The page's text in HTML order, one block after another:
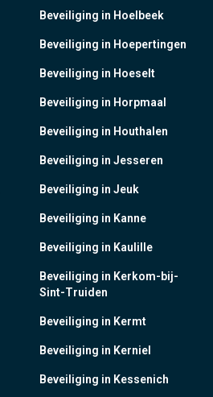
Beveiliging in Hoelbeek
Beveiliging in Hoepertingen
Beveiliging in Hoeselt
Beveiliging in Horpmaal
Beveiliging in Houthalen
Beveiliging in Jesseren
Beveiliging in Jeuk
Beveiliging in Kanne
Beveiliging in Kaulille
Beveiliging in Kerkom-bij-
Sint-Truiden
Beveiliging in Kermt
Beveiliging in Kerniel
Beveiliging in Kessenich